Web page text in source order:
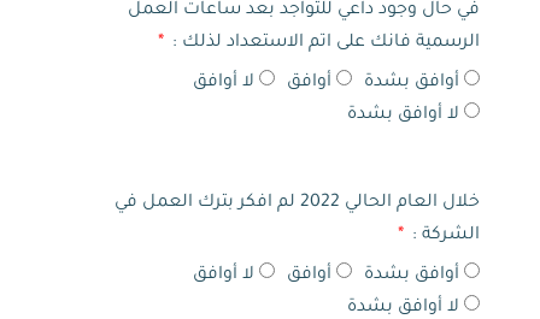
في حال وجود داعي للتواجد بعد ساعات العمل
الرسمية فانك على اتم الاستعداد لذلك :
أوافق بشدة أوافق
لا أوافق
لا أوافق بشدة
خلال العام الحالي 2022 لم افكر بترك العمل في
الشركة :
أوافق بشدة أوافق
لا أوافق
لا أوافق بشدة